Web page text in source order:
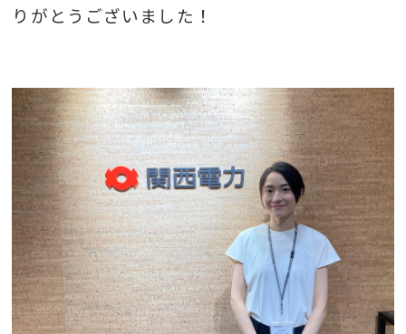
りがとうございました！